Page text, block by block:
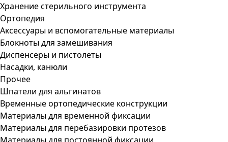
Хранение стерильного инструмента
Ортопедия
Аксессуары и вспомогательные материалы
Блокноты для замешивания
Диспенсеры и пистолеты
Насадки, канюли
Прочее
Шпатели для альгинатов
Временные ортопедические конструкции
Материалы для временной фиксации
Материалы для перебазировки протезов